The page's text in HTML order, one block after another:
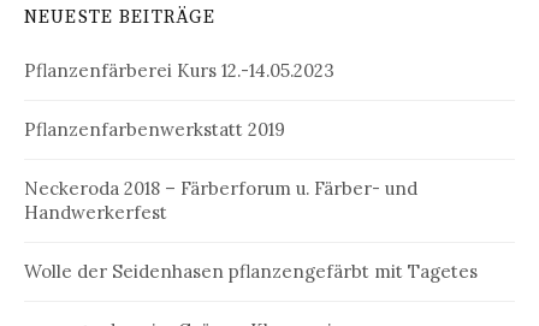
NEUESTE BEITRÄGE
Pflanzenfärberei Kurs 12.-14.05.2023
Pflanzenfarbenwerkstatt 2019
Neckeroda 2018 – Färberforum u. Färber- und
Handwerkerfest
Wolle der Seidenhasen pflanzengefärbt mit Tagetes